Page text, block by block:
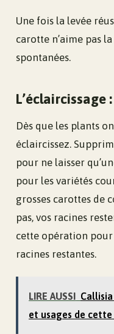
Une fois la levée
carotte n’aime pas
spontanées.
L’éclaircissage
Dès que les plants
éclaircissez.
pour ne laisser
pour les variétés
grosses carottes de
pas, vos racines
cette opération
racines restantes.
LIRE AUSSI
et usages de